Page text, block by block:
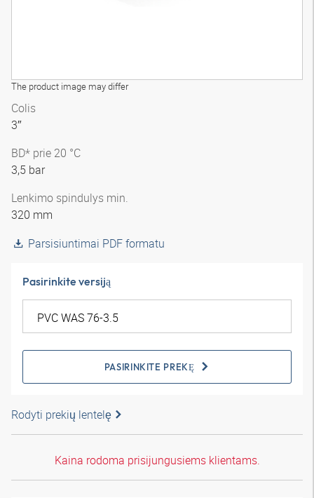
The product image may differ
Colis
3″
BD* prie 20 °C
3,5 bar
Lenkimo spindulys min.
320 mm
Parsisiuntimai PDF formatu
Pasirinkite versiją
PASIRINKITE PREKĘ
Rodyti prekių lentelę
Kaina rodoma prisijungusiems klientams.